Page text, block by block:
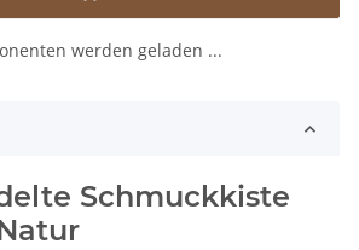
werden geladen ...
Schmuckkiste